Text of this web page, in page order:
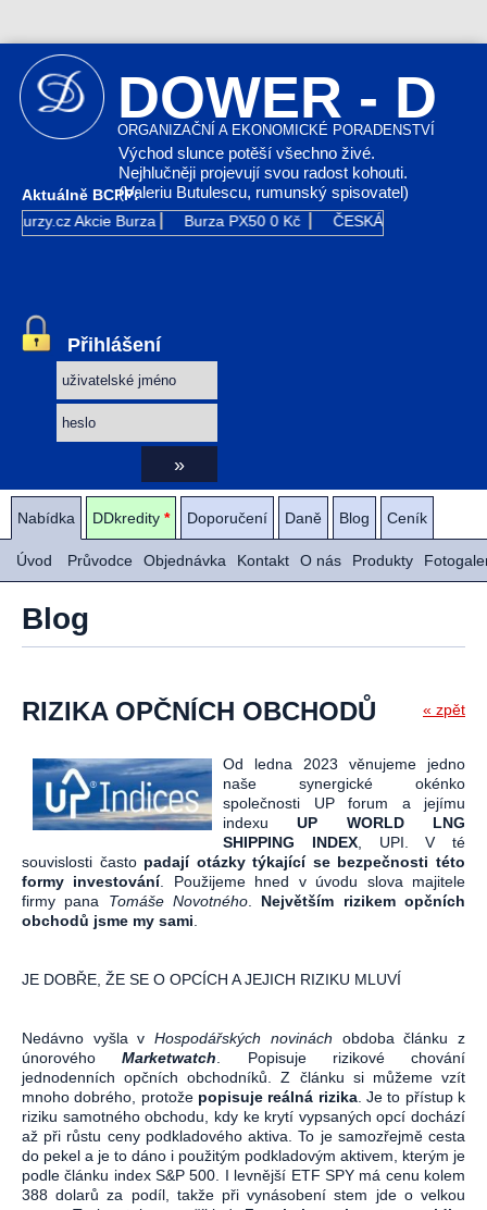
DOWER - D
ORGANIZAČNÍ A EKONOMICKÉ PORADENSTVÍ
Východ slunce potěší všechno živé.
Nejhlučněji projevují svou radost kohouti.
(Valeriu Butulescu, rumunský spisovatel)
Aktuálně BCPP:
Kurzy.czAkcie Burza Burza PX50 0 Kč ČESKÁ ZBROJOVKA
Přihlášení
Nabídka DDkredity * Doporučení Daně Blog Ceník
Úvod Průvodce Objednávka Kontakt O nás Produkty
Blog
RIZIKA OPČNÍCH OBCHODŮ « zpět
Od ledna 2023 věnujeme jedno
naše synergické okénko
společnosti UP forum a jejímu
indexuUP WORLD LNG
SHIPPING INDEX, UPI. V té
souvislosti často padají otázky týkající se bezpečnosti této
formy investování. Použijeme hned v úvodu slova majitele
firmy pana Tomáše Novotného
Největším rizikem opčních
obchodů jsme my sami
JE DOBŘE, ŽE SE O OPCÍCH A JEJICH RIZIKU MLUVÍ
Nedávno vyšla vHospodářských novinách obdoba článku z
únorovéhoMarketwatch . Popisuje rizikové chování
jednodenních opčních obchodníků. Z článku si můžeme vzít
mnoho dobrého, protože popisuje reálná rizika. Je to přístup k
riziku samotného obchodu, kdy ke krytí vypsaných opcí dochází
až při růstu ceny podkladového aktiva. To je samozřejmě cesta
do pekel a je to dáno i použitým podkladovým aktivem, kterým je
podle článku index S&P 500. I levnější ETF SPY má cenu kolem
388 dolarů za podíl, takže při vynásobení stem jde o velkou